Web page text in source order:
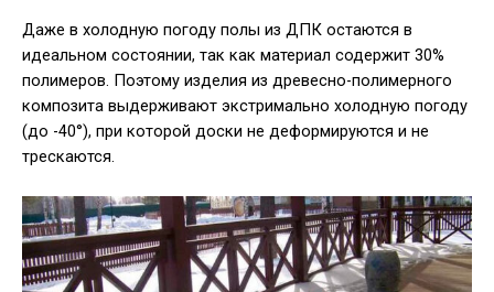
Даже в холодную погоду полы из ДПК остаются в
идеальном состоянии, так как материал содержит 30%
полимеров. Поэтому изделия из древесно-полимерного
композита выдерживают экстримально холодную погоду
(до -40°), при которой доски не деформируются и не
трескаются.